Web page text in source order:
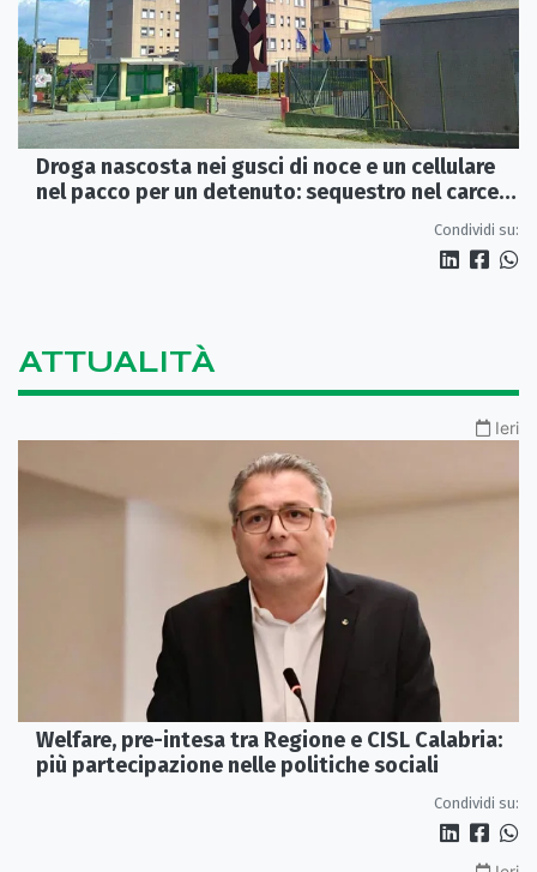
Droga nascosta nei gusci di noce e un cellulare
nel pacco per un detenuto: sequestro nel carcere
Condividi su:
ATTUALITÀ
Ieri
Welfare, pre-intesa tra Regione e CISL Calabria:
più partecipazione nelle politiche sociali
Condividi su: